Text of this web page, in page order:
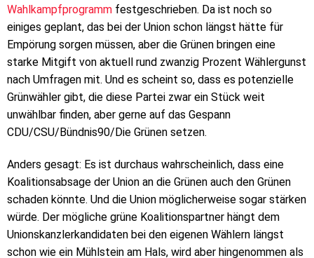
Wahlkampfprogramm festgeschrieben. Da ist noch so
einiges geplant, das bei der Union schon längst hätte für
Empörung sorgen müssen, aber die Grünen bringen eine
starke Mitgift von aktuell rund zwanzig Prozent Wählergunst
nach Umfragen mit. Und es scheint so, dass es potenzielle
Grünwähler gibt, die diese Partei zwar ein Stück weit
unwählbar finden, aber gerne auf das Gespann
CDU/CSU/Bündnis90/Die Grünen setzen.
Anders gesagt: Es ist durchaus wahrscheinlich, dass eine
Koalitionsabsage der Union an die Grünen auch den Grünen
schaden könnte. Und die Union möglicherweise sogar stärken
würde. Der mögliche grüne Koalitionspartner hängt dem
Unionskanzlerkandidaten bei den eigenen Wählern längst
schon wie ein Mühlstein am Hals, wird aber hingenommen als